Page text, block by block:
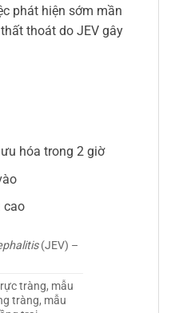
phát hiện sớm mần
thoát do JEV gây
hóa trong 2 giờ
cao
(JEV) –
tràng, mẫu
tràng, mẫu